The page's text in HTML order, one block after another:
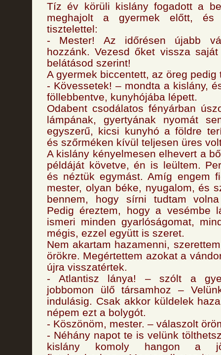
Tíz év körüli kislány fogadott a
meghajolt a gyermek előtt,
tisztelettel:
- Mester! Az időrésen újabb
hozzánk. Vezesd őket vissza
belátásod szerint!
A gyermek biccentett, az öreg pedig
- Kövessetek! – mondta a kislány,
föllebbentve, kunyhójába lépett.
Odabent csodálatos fényárban
lámpának, gyertyának nyomát
egyszerű, kicsi kunyhó a földre
és szőrméken kívül teljesen üres
A kislány kényelmesen elhevert a
példáját követve, én is leültem.
és néztük egymást. Amíg engem
mester, olyan béke, nyugalom, és
bennem, hogy sírni tudtam
Pedig éreztem, hogy a vesémbe
ismeri minden gyarlóságomat,
mégis, ezzel együtt is szeret.
Nem akartam hazamenni,
örökre. Megértettem azokat a
újra visszatértek.
- Atlantisz lánya! – szólt a
jobbomon ülő társamhoz –
indulásig. Csak akkor küldelek
népem ezt a bolygót.
- Köszönöm, mester. – válaszolt
- Néhány napot te is velünk
kislány komoly hangon a